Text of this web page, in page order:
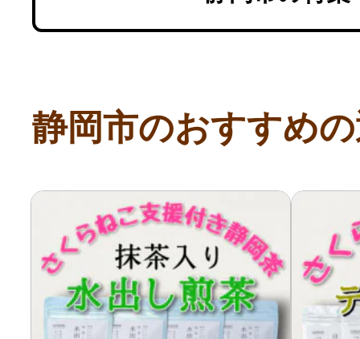
静岡市のおすすめ